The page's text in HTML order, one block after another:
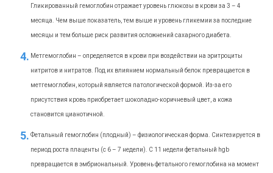
Гликированный гемоглобин отражает уровень глюкозы в крови за 3 – 4
месяца. Чем выше показатель, тем выше и уровень гликемии за последние
месяцы и тем больше риск развития осложнений сахарного диабета.
Метгемоглобин – определяется в крови при воздействии на эритроциты
нитритов и нитратов. Под их влиянием нормальный белок превращается в
метгемоглобин, который является патологической формой. Из-за его
присутствия кровь приобретает шоколадно-коричневый цвет, а кожа
становится цианотичной.
Фетальный гемоглобин (плодный) – физиологическая форма. Синтезируется в
период роста плаценты (с 6 – 7 недели). С 11 недели фетальный hgb
превращается в эмбриональный. Уровень фетального гемоглобина на момент